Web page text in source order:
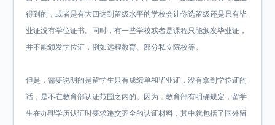
得到的，或者是有大四达到留级水平的学校会让你选留级还是只有毕
业证没有学位证书。同时，有一些学校或者是课程只能颁发毕业证，
并不能颁发学位证，例如远程教育、部分私立院校等。
但是，需要说明的是留学生只有成绩单和毕业证，没有拿到学位证的
话，是不在教育部认证范围之内的。因为，教育部有明确规定，留学
生在办理学历认证时要求递交齐全的认证材料，其中就包括了国外留